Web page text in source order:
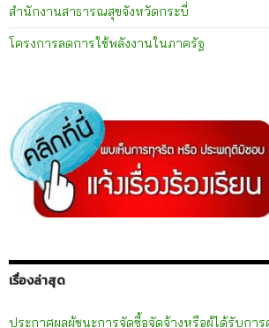
สำนักงานสาธารณสุขจังหวัดกระบี่
โครงการลดการใช้พลังงานในภาครัฐ
เรื่องล่าสุด
ประกาศผลผู้ชนะการจัดซื้อจัดจ้างหรือผู้ได้รับการ